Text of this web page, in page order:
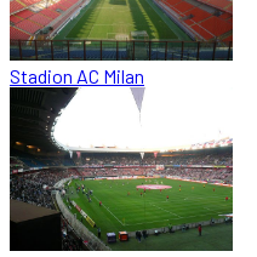
Stadion AC Milan